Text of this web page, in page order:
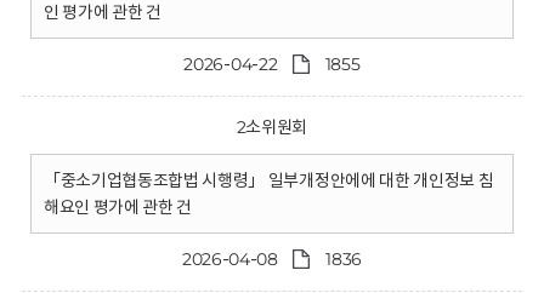
인 평가에 관한 건
2026-04-22 1855
2소위원회
「중소기업협동조합법 시행령」 일부개정안에에 대한 개인정보 침
해요인 평가에 관한 건
2026-04-08 1836